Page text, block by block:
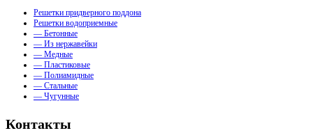
Решетки придверного поддона
Решетки водоприемные
— Бетонные
— Из нержавейки
— Медные
— Пластиковые
— Полиамидные
— Стальные
— Чугунные
Контакты